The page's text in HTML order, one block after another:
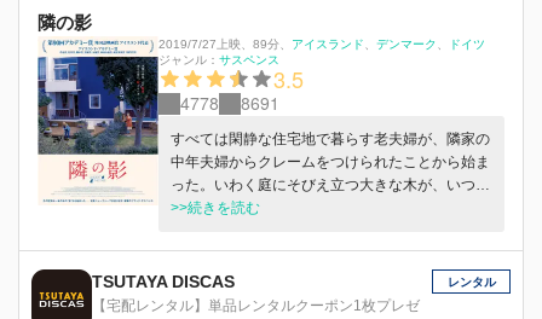
隣の影
2019/7/27上映 89分 アイスランド デンマーク
ドイツ
ジャンル： サスペンス
3.5
4778 8691
すべては閑静な住宅地で暮らす老夫婦が、隣家の
中年夫婦からクレームをつけられたことから始ま
った。いわく庭にそびえ立つ大きな木が、いつも
日光浴をするポーチに影を落としているというの
組の夫婦は、何の証拠もないのに身近で相次ぐ不
審な出来事をすべて相手の嫌がらせと思い込むよ
うになる…。その頃、元恋人とのセックス動画が
>>続きを読む
TSUTAYA DISCAS
【宅配レンタル】単品レンタルクーポン1枚プレゼ
レンタル